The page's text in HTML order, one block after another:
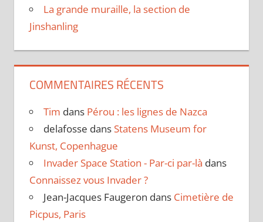
La grande muraille, la section de
Jinshanling
COMMENTAIRES RÉCENTS
Tim dans Pérou : les lignes de Nazca
delafosse dans Statens Museum for
Kunst, Copenhague
Invader Space Station - Par-ci par-là dans
Connaissez vous Invader ?
Jean-Jacques Faugeron dans Cimetière de
Picpus, Paris